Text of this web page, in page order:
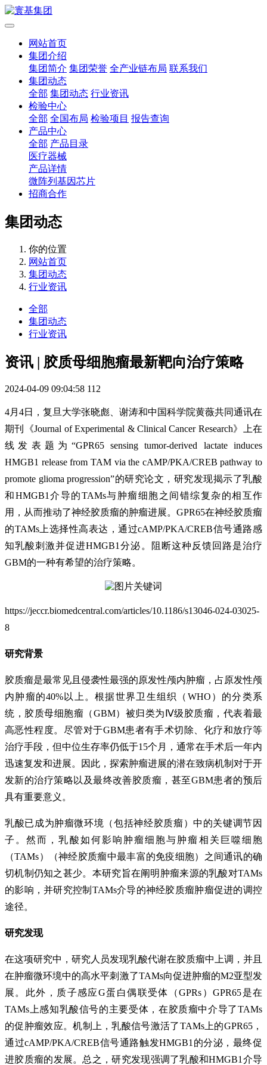
网站首页
集团介绍
集团简介 集团荣誉 全产业链布局 联系我们
集团动态
全部 集团动态 行业资讯
检验中心
全部 全国布局 检验项目 报告查询
产品中心
全部 产品目录
医疗器械
产品详情
微阵列基因芯片
招商合作
集团动态
你的位置
网站首页
集团动态
行业资讯
全部
集团动态
行业资讯
资讯 | 胶质母细胞瘤最新靶向治疗策略
2024-04-09 09:04:58 112
4月4日，复旦大学张晓彪、谢涛和中国科学院黄薇共同通讯在
期刊《Journal of Experimental & Clinical Cancer Research》上在
线发表题为“GPR65 sensing tumor-derived lactate induces
HMGB1 release from TAM via the cAMP/PKA/CREB pathway to
promote glioma progression”的研究论文，研究发现揭示了乳酸
和HMGB1介导的TAMs与肿瘤细胞之间错综复杂的相互作
用，从而推动了神经胶质瘤的肿瘤进展。GPR65在神经胶质瘤
的TAMs上选择性高表达，通过cAMP/PKA/CREB信号通路感
知乳酸刺激并促进HMGB1分泌。阻断这种反馈回路是治疗
GBM的一种有希望的治疗策略。
https://jeccr.biomedcentral.com/articles/10.1186/s13046-024-03025-
8
研究背景
胶质瘤是最常见且侵袭性最强的原发性颅内肿瘤，占原发性颅
内肿瘤的40%以上。根据世界卫生组织（WHO）的分类系
统，胶质母细胞瘤（GBM）被归类为Ⅳ级胶质瘤，代表着最
高恶性程度。尽管对于GBM患者有手术切除、化疗和放疗等
治疗手段，但中位生存率仍低于15个月，通常在手术后一年内
迅速复发和进展。因此，探索肿瘤进展的潜在致病机制对于开
发新的治疗策略以及最终改善胶质瘤，甚至GBM患者的预后
具有重要意义。
乳酸已成为肿瘤微环境（包括神经胶质瘤）中的关键调节因
子。然而，乳酸如何影响肿瘤细胞与肿瘤相关巨噬细胞
（TAMs）（神经胶质瘤中最丰富的免疫细胞）之间通讯的确
切机制仍知之甚少。本研究旨在阐明肿瘤来源的乳酸对TAMs
的影响，并研究控制TAMs介导的神经胶质瘤肿瘤促进的调控
途径。
研究发现
在这项研究中，研究人员发现乳酸代谢在胶质瘤中上调，并且
在肿瘤微环境中的高水平刺激了TAMs向促进肿瘤的M2亚型发
展。此外，质子感应G蛋白偶联受体（GPRs）GPR65是在
TAMs上感知乳酸信号的主要受体，在胶质瘤中介导了TAMs
的促肿瘤效应。机制上，乳酸信号激活了TAMs上的GPR65，
通过cAMP/PKA/CREB信号通路触发HMGB1的分泌，最终促
进胶质瘤的发展。总之，研究发现强调了乳酸和HMGB1介导